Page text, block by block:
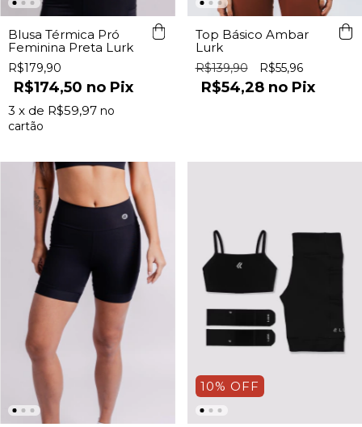
Blusa Térmica Pró
Feminina Preta Lurk
R$179,90
R$174,50 Pix
3 x de R$59,97
Top Básico Ambar
Lurk
R$139,90 R$55,96
R$54,28 Pix
10% OFF